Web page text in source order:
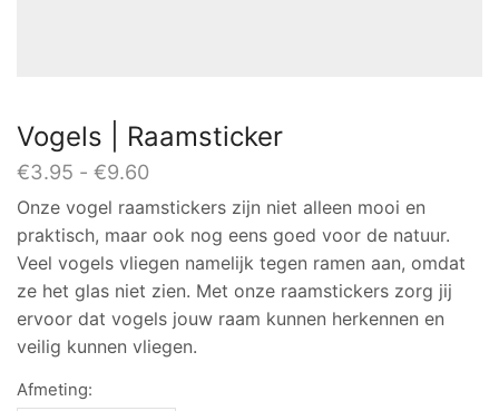
Vogels | Raamsticker
€3.95 - €9.60Prijsklasse:
tot
€9.60
Onze vogel raamstickers zijn niet alleen mooi en
praktisch, maar ook nog eens goed voor de natuur.
Veel vogels vliegen namelijk tegen ramen aan, omdat
ze het glas niet zien. Met onze raamstickers zorg jij
ervoor dat vogels jouw raam kunnen herkennen en
veilig kunnen vliegen.
Afmeting: